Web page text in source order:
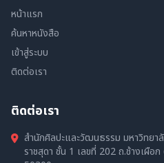
หน้าแรก
ค้นหาหนังสือ
เข้าสู่ระบบ
ติดต่อเรา
ติดต่อเรา
สำนักศิลปะและวัฒนธรรม มหาวิทยา
ราชสุดา ชั้น 1 เลขที่ 202 ถ.ช้างเผือ